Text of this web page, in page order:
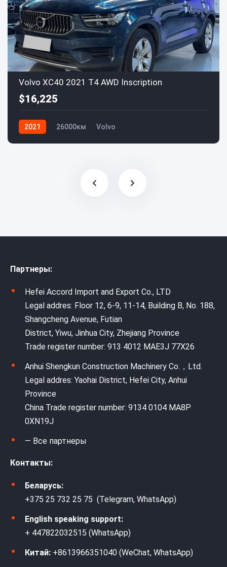
Volvo XC40 2021 T4 AWD Inscription
$16,225
2021 26000км Volvo
Партнеры:
Hefei Accord Import and Export Co., LTD
Legal addres: Floor 12, 6-9, 11-14, Building B, No. 188,
Shangcheng Avenue, Futian
District, Yiwu, Jinhua City, Zhejiang Province
Trade register number: 913 4012 MAE3J 77X26
Anhui Shengkun Construction Machinery Co.，Ltd.
Legal addres: Yaohai District, Hefei City, Anhui
Province
China Trade register number: 9134 0104 MA8P
0XN19J
— Все партнеры
Контакты:
Беларусь:
+375 25 732 25 75 (Telegram, WhatsApp)
English speaking support:
+ 447822032515 (WhatsApp)
Китай: +8613966351040 (WeChat, WhatsApp)